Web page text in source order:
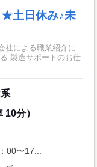
★土日休み♪未
社による職業紹介に
製造サポートのお仕
分）
00〜17...